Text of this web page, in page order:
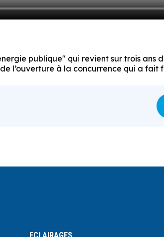
publique" qui revient sur trois ans
l’ouverture à la concurrence qui a